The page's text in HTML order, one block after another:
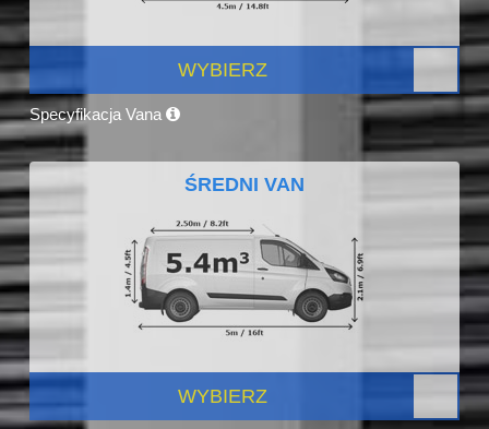
WYBIERZ
Specyfikacja Vana
ŚREDNI VAN
WYBIERZ